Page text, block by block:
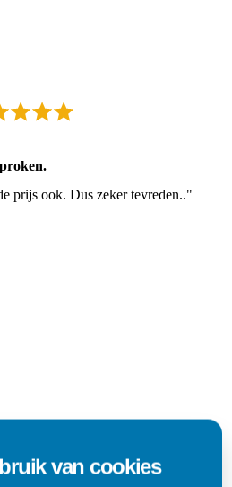
prijs ook. Dus zeker tevreden.."
van cookies